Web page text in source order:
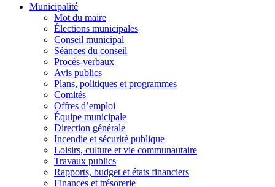
Municipalité
Mot du maire
Élections municipales
Conseil municipal
Séances du conseil
Procès-verbaux
Avis publics
Plans, politiques et programmes
Comités
Offres d’emploi
Équipe municipale
Direction générale
Incendie et sécurité publique
Loisirs, culture et vie communautaire
Travaux publics
Rapports, budget et états financiers
Finances et trésorerie